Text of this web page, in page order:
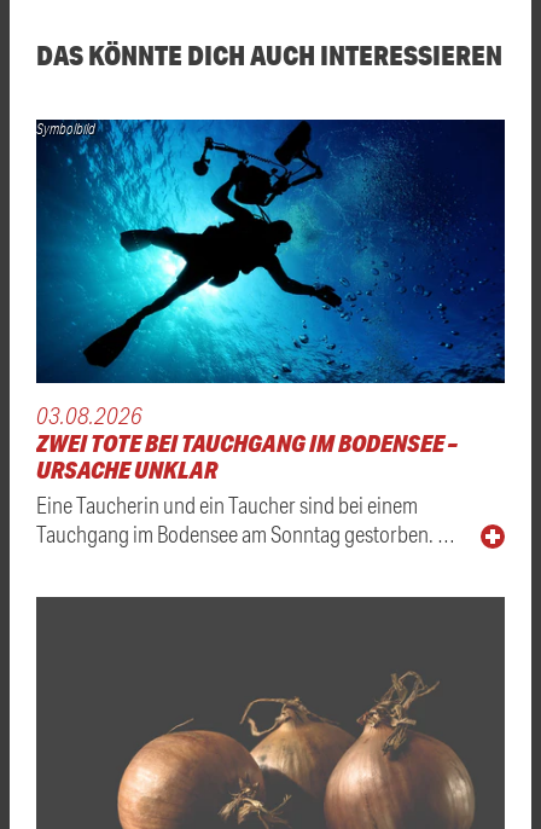
DAS KÖNNTE DICH AUCH INTERESSIEREN
Symbolbild
03.08.2026
ZWEI TOTE BEI TAUCHGANG IM BODENSEE –
URSACHE UNKLAR
Eine Taucherin und ein Taucher sind bei einem
Tauchgang im Bodensee am Sonntag gestorben. …